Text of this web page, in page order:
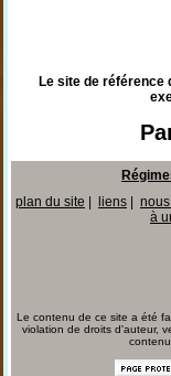
Le site de référence
plan du site
liens|
à
Le contenu de ce site a été
violation de droits d'auteur,